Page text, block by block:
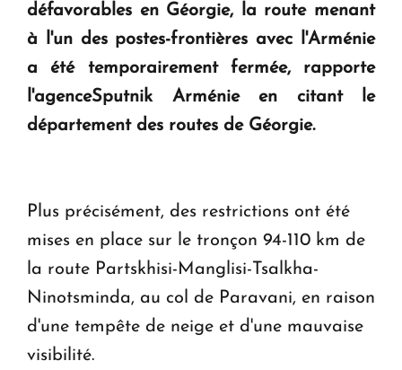
" Tant qu'il n'existe pas d'alternative concrète, la
question d'un référendum ne se pose pas. "
KASA : 30 ans d'audace, de résilience et d'avenir
en Arménie
défavorables en Géorgie, la route menant
à l'un des postes-frontières avec l'Arménie
a été temporairement fermée, rapporte
l'agenceSputnik Arménie en citant le
département des routes de Géorgie.
Plus précisément, des restrictions ont été
mises en place sur le tronçon 94-110 km de
la route Partskhisi-Manglisi-Tsalkha-
Ninotsminda, au col de Paravani, en raison
d'une tempête de neige et d'une mauvaise
visibilité.